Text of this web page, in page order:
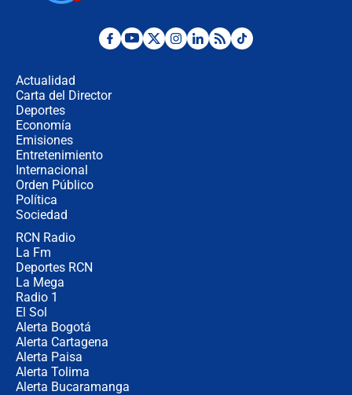
Posesión de Abelardo De La Espriella
Actualidad
Carta del Director
Deportes
Economía
Emisiones
Entretenimiento
Internacional
Orden Público
Política
Sociedad
RCN Radio
La Fm
Deportes RCN
La Mega
Radio 1
El Sol
Alerta Bogotá
Alerta Cartagena
Alerta Paisa
Alerta Tolima
Alerta Bucaramanga